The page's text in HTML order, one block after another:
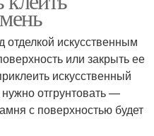
искусственным
или закрыть ее
искусственный
отгрунтовать —
с поверхностью будет